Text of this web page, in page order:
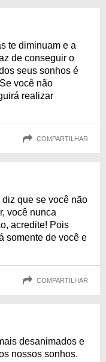
te diminuam e a
de conseguir o
seus sonhos é
você não
realizar
COMPARTILHAR
que se você não
você nunca
acredite! Pois
somente de você e
COMPARTILHAR
desanimados e
nossos sonhos.